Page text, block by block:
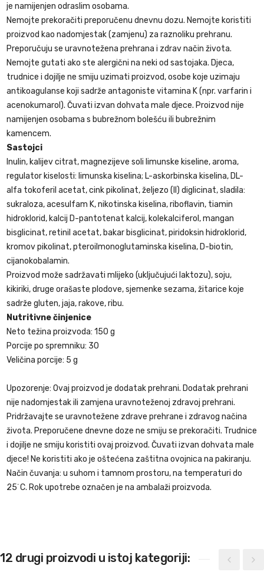
je namijenjen odraslim osobama.
Nemojte prekoračiti preporučenu dnevnu dozu. Nemojte koristiti
proizvod kao nadomjestak (zamjenu) za raznoliku prehranu.
Preporučuju se uravnotežena prehrana i zdrav način života.
Nemojte gutati ako ste alergični na neki od sastojaka. Djeca,
trudnice i dojilje ne smiju uzimati proizvod, osobe koje uzimaju
antikoagulanse koji sadrže antagoniste vitamina K (npr. varfarin i
acenokumarol). Čuvati izvan dohvata male djece. Proizvod nije
namijenjen osobama s bubrežnom bolešću ili bubrežnim
kamencem.
Sastojci
Inulin, kalijev citrat, magnezijeve soli limunske kiseline, aroma,
regulator kiselosti: limunska kiselina; L-askorbinska kiselina, DL-
alfa tokoferil acetat, cink pikolinat, željezo (II) diglicinat, sladila:
sukraloza, acesulfam K, nikotinska kiselina, riboflavin, tiamin
hidroklorid, kalcij D-pantotenat kalcij, kolekalciferol, mangan
bisglicinat, retinil acetat, bakar bisglicinat, piridoksin hidroklorid,
kromov pikolinat, pteroilmonoglutaminska kiselina, D-biotin,
cijanokobalamin.
Proizvod može sadržavati mlijeko (uključujući laktozu), soju,
kikiriki, druge orašaste plodove, sjemenke sezama, žitarice koje
sadrže gluten, jaja, rakove, ribu.
Nutritivne činjenice
Neto težina proizvoda: 150 g
Porcije po spremniku: 30
Veličina porcije: 5 g
Upozorenje: Ovaj proizvod je dodatak prehrani. Dodatak prehrani
nije nadomjestak ili zamjena uravnoteženoj zdravoj prehrani.
Pridržavajte se uravnotežene zdrave prehrane i zdravog načina
života. Preporučene dnevne doze ne smiju se prekoračiti. Trudnice
i dojilje ne smiju koristiti ovaj proizvod. Čuvati izvan dohvata male
djece! Ne koristiti ako je oštećena zaštitna ovojnica na pakiranju.
Način čuvanja: u suhom i tamnom prostoru, na temperaturi do
25˙C. Rok upotrebe označen je na ambalaži proizvoda.
12 drugi proizvodi u istoj kategoriji: